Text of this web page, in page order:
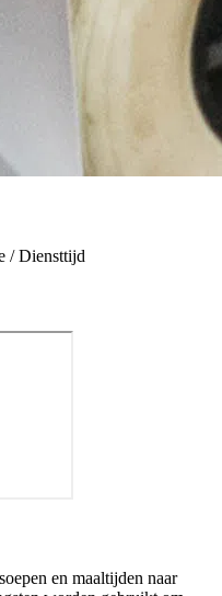
/ Diensttijd
en maaltijden naar